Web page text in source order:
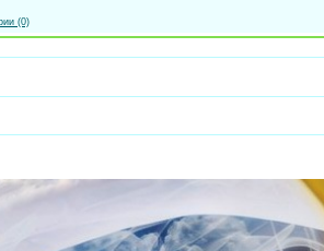
(0)